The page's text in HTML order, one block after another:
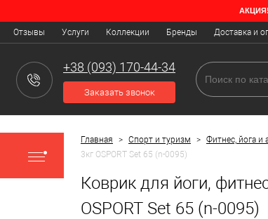
Отзывы Услуги Коллекции Бренды Доставка и
+38 (093) 170-44-34
Заказать звонок
Главная > Спорт и туризм > Фитнес, йога и
3кг OSPORT Set 65 (n-0095)
Коврик для йоги,
OSPORT Set 65 (n-0095)